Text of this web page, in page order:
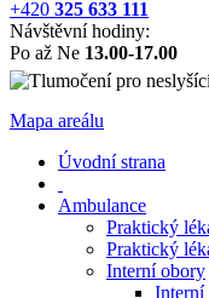
+420 325 633 111
Návštěvní hodiny:
Po až Ne 13.00-17.00
Mapa areálu
Úvodní strana
Ambulance
Praktický
Praktický
Interní obory
Interní